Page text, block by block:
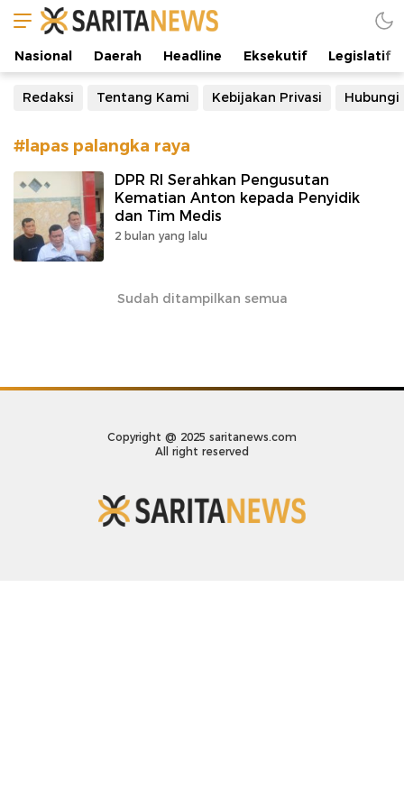
Manifestasi Arus Kebenaran
Nasional Daerah Headline Eksekutif Legislatif
Redaksi Tentang Kami Kebijakan Privasi Hubungi
#lapas palangka raya
DPR RI Serahkan Pengusutan
Kematian Anton kepada Penyidik
dan Tim Medis
2 bulan yang lalu
Sudah ditampilkan semua
Copyright @ 2025 saritanews.com
All right reserved